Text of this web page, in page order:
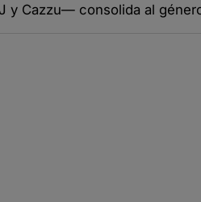
y Cazzu— consolida al